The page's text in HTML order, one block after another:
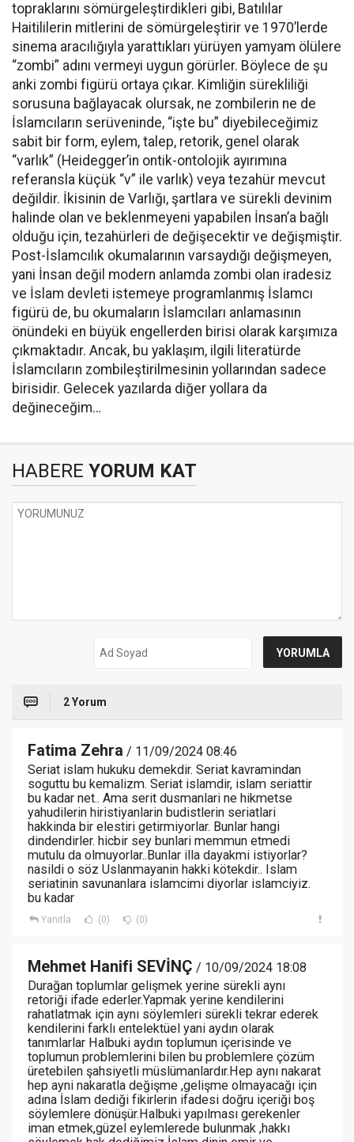
topraklarını sömürgeleştirdikleri gibi, Batılılar
Haitililerin mitlerini de sömürgeleştirir ve 1970’lerde
sinema aracılığıyla yarattıkları yürüyen yamyam ölülere
“zombi” adını vermeyi uygun görürler. Böylece de şu
anki zombi figürü ortaya çıkar. Kimliğin sürekliliği
sorusuna bağlayacak olursak, ne zombilerin ne de
İslamcıların serüveninde, “işte bu” diyebileceğimiz
sabit bir form, eylem, talep, retorik, genel olarak
“varlık” (Heidegger’in ontik-ontolojik ayırımına
referansla küçük “v” ile varlık) veya tezahür mevcut
değildir. İkisinin de Varlığı, şartlara ve sürekli devinim
halinde olan ve beklenmeyeni yapabilen İnsan’a bağlı
olduğu için, tezahürleri de değişecektir ve değişmiştir.
Post-İslamcılık okumalarının varsaydığı değişmeyen,
yani İnsan değil modern anlamda zombi olan iradesiz
ve İslam devleti istemeye programlanmış İslamcı
figürü de, bu okumaların İslamcıları anlamasının
önündeki en büyük engellerden birisi olarak karşımıza
çıkmaktadır. Ancak, bu yaklaşım, ilgili literatürde
İslamcıların zombileştirilmesinin yollarından sadece
birisidir. Gelecek yazılarda diğer yollara da
değineceğim…
HABERE YORUM KAT
2 Yorum
Fatima Zehra / 11/09/2024 08:46
Seriat islam hukuku demekdir. Seriat kavramindan
soguttu bu kemalizm. Seriat islamdir, islam seriattir
bu kadar net.. Ama serit dusmanlari ne hikmetse
yahudilerin hiristiyanlarin budistlerin seriatlari
hakkinda bir elestiri getirmiyorlar. Bunlar hangi
dindendirler. hicbir sey bunlari memmun etmedi
mutulu da olmuyorlar..Bunlar illa dayakmi istiyorlar?
nasildi o söz Uslanmayanin hakki kötekdir.. Islam
seriatinin savunanlara islamcimi diyorlar islamciyiz.
bu kadar
Yanıtla (0) (0)
Mehmet Hanifi SEVİNÇ / 10/09/2024 18:08
Durağan toplumlar gelişmek yerine sürekli aynı
retoriği ifade ederler.Yapmak yerine kendilerini
rahatlatmak için aynı söylemleri sürekli tekrar ederek
kendilerini farklı entelektüel yani aydın olarak
tanımlarlar Halbuki aydın toplumun içerisinde ve
toplumun problemlerini bilen bu problemlere çözüm
üretebilen şahsiyetli müslümanlardır.Hep aynı nakarat
hep ayni nakaratla değişme ,gelişme olmayacağı için
adına İslam dediği fikirlerin ifadesi doğru içeriği boş
söylemlere dönüşür.Halbuki yapılması gerekenler
iman etmek,güzel eylemlerede bulunmak ,hakkı